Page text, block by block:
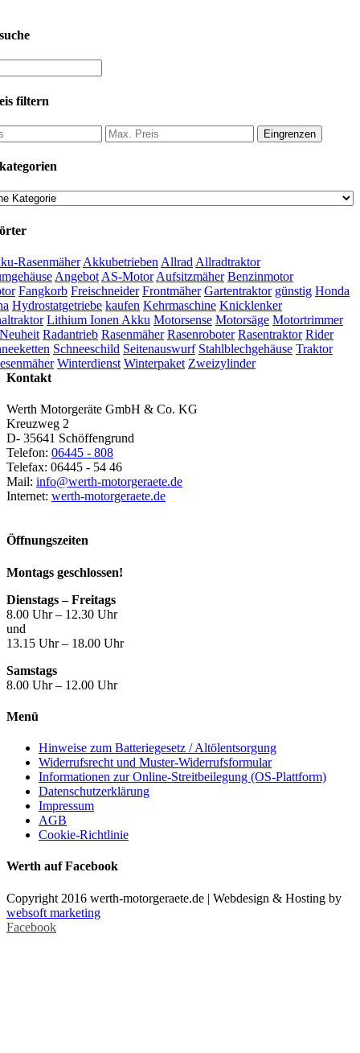
filtern
Eingrenzen
Rasenmäher Akkubetrieben Allrad Allradtraktor
Angebot AS-Motor Aufsitzmäher Benzinmotor
Fangkorb Freischneider Frontmäher Gartentraktor günstig Honda
Hydrostatgetriebe kaufen Kehrmaschine Knicklenker
Lithium Ionen Akku Motorsense Motorsäge Motortrimmer
Neuheit Radantrieb Rasenmäher Rasenroboter Rasentraktor Rider
Schneeschild Seitenauswurf Stahlblechgehäuse Traktor
Winterdienst Winterpaket Zweizylinder
Kontakt
Werth Motorgeräte GmbH & Co. KG
Kreuzweg 2
D- 35641 Schöffengrund
Telefon: 06445 - 808
Telefax: 06445 - 54 46
Mail: info@werth-motorgeraete.de
Internet: werth-motorgeraete.de
Öffnungszeiten
Montags geschlossen!
Dienstags – Freitags
8.00 Uhr – 12.30 Uhr
und
13.15 Uhr – 18.00 Uhr
Samstags
8.00 Uhr – 12.00 Uhr
Menü
Hinweise zum Batteriegesetz / Altölentsorgung
Widerrufsrecht und Muster-Widerrufsformular
Informationen zur Online-Streitbeilegung (OS-Plattform)
Datenschutzerklärung
Impressum
AGB
Cookie-Richtlinie
Werth auf Facebook
Copyright 2016 werth-motorgeraete.de | Webdesign & Hosting by
websoft marketing
Facebook